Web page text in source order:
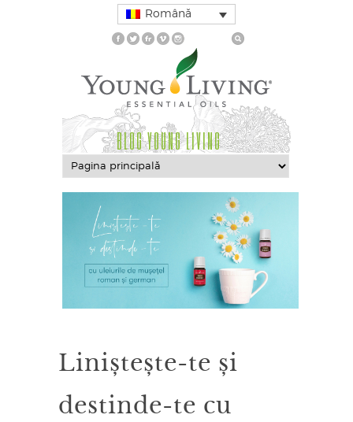
Română
BLOG YOUNG LIVING
Liniștește-te și
destinde-te cu